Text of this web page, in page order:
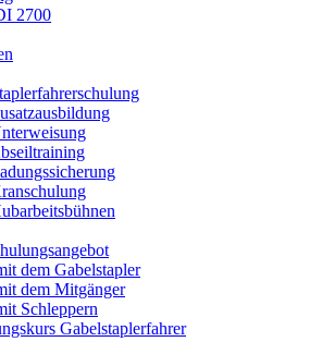
2700
dem Gabelstapler
dem Mitgänger
Schleppern
Gabelstaplerfahrer